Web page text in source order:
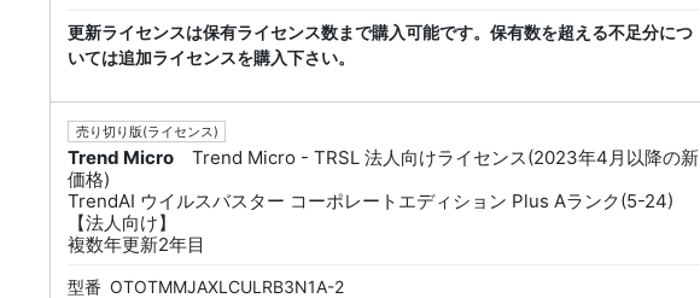
更新ライセンスは保有ライセンス数まで購入可能です。保有数を超える不足分につ
いては追加ライセンスを購入下さい。
売り切り版(ライセンス)
Trend Micro
Trend Micro - TRSL 法人向けライセンス(2023年4月以降の新
価格)
TrendAI ウイルスバスター コーポレートエディション Plus Aランク(5-24)
【法人向け】
複数年更新2年目
型番 OTOTMMJAXLCULRB3N1A-2